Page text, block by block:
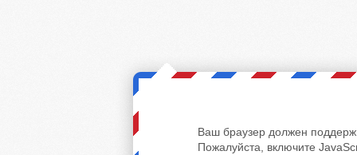
Ваш браузер должен
Пожалуйста, включите